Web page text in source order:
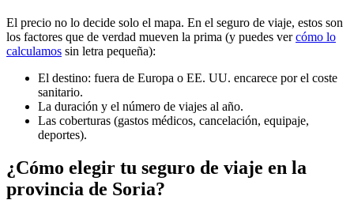
El precio no lo decide solo el mapa. En el seguro de viaje, estos son
los factores que de verdad mueven la prima (y puedes vercómo lo
calculamos sin letra pequeña):
El destino: fuera de Europa o EE. UU. encarece por el coste
sanitario.
La duración y el número de viajes al año.
Las coberturas (gastos médicos, cancelación, equipaje,
deportes).
¿Cómo elegir tu seguro de viaje en la
provincia de Soria?